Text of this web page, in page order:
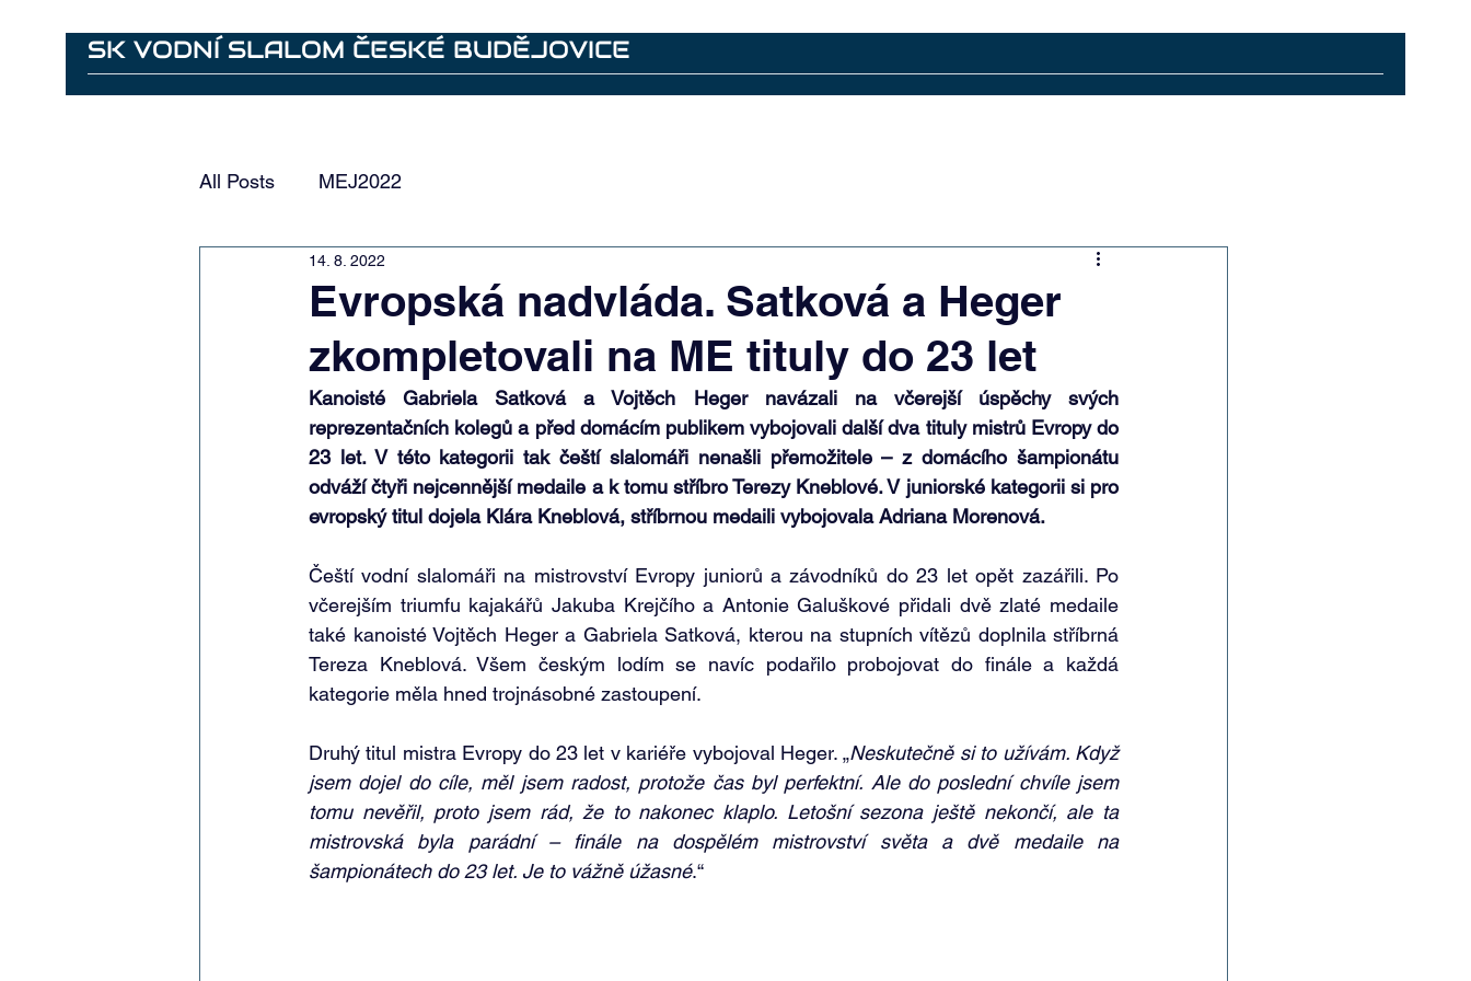
SK VODNÍ SLALOM ČESKÉ BUDĚJOVICE
All Posts MEJ2022
Evropská nadvláda. Satková a Heger
zkompletovali na ME tituly do 23 let
14. 8. 2022
Kanoisté Gabriela Satková a Vojtěch Heger navázali na včerejší úspěchy svých
reprezentačních kolegů a před domácím publikem vybojovali další dva tituly mistrů Evropy do
23 let. V této kategorii tak čeští slalomáři nenašli přemožitele – z domácího šampionátu
odváží čtyři nejcennější medaile a k tomu stříbro Terezy Kneblové. V juniorské kategorii si pro
evropský titul dojela Klára Kneblová, stříbrnou medaili vybojovala Adriana Morenová.
Čeští vodní slalomáři na mistrovství Evropy juniorů a závodníků do 23 let opět zazářili. Po
včerejším triumfu kajakářů Jakuba Krejčího a Antonie Galuškové přidali dvě zlaté medaile
také kanoisté Vojtěch Heger a Gabriela Satková, kterou na stupních vítězů doplnila stříbrná
Tereza Kneblová. Všem českým lodím se navíc podařilo probojovat do finále a každá
kategorie měla hned trojnásobné zastoupení.
Druhý titul mistra Evropy do 23 let v kariéře vybojoval Heger. „Neskutečně si to užívám. Když
jsem dojel do cíle, měl jsem radost, protože čas byl perfektní. Ale do poslední chvíle jsem
tomu nevěřil, proto jsem rád, že to nakonec klaplo. Letošní sezona ještě nekončí, ale ta
mistrovská byla parádní – finále na dospělém mistrovství světa a dvě medaile na
šampionátech do 23 let. Je to vážně úžasné.“